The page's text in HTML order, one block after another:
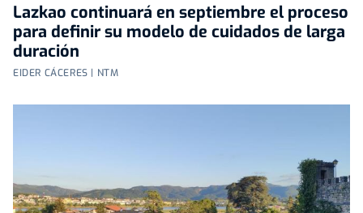
Lazkao continuará en septiembre el proceso
para definir su modelo de cuidados de larga
duración
EIDER CÁCERES | NTM